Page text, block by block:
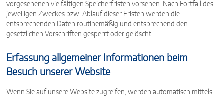
vorgesehenen vielfältigen Speicherfristen vorsehen. Nach Fortfall des
jeweiligen Zweckes bzw. Ablauf dieser Fristen werden die
entsprechenden Daten routinemäßig und entsprechend den
gesetzlichen Vorschriften gesperrt oder gelöscht.
Erfassung allgemeiner Informationen beim
Besuch unserer Website
Wenn Sie auf unsere Website zugreifen, werden automatisch mittels